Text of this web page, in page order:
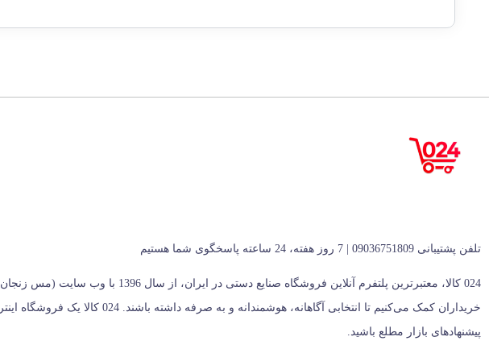
تلفن پشتیبانی 09036751809 | 7 روز هفته، 24 ساعته پاسخگوی شما هستیم
خریداران کمک می‌کنیم تا
پیشنهادهای بازار مطلع باشید.